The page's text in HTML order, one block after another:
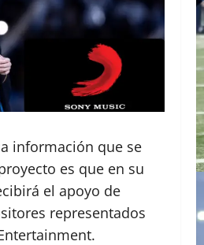
información que se
es que en su
el apoyo de
representados